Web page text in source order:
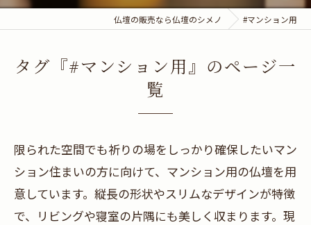
仏壇の販売なら仏壇のシメノ #マンション用
タグ『#マンション用』のページ一
覧
限られた空間でも祈りの場をしっかり確保したいマン
ション住まいの方に向けて、マンション用の仏壇を用
意しています。縦長の形状やスリムなデザインが特徴
で、リビングや寝室の片隅にも美しく収まります。現